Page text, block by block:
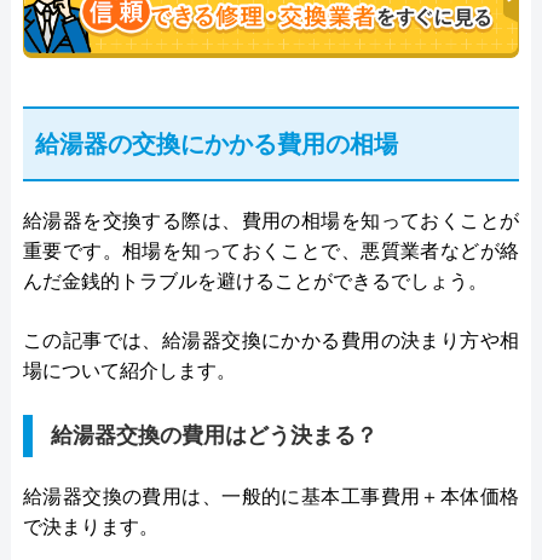
給湯器の交換にかかる費用の相場
給湯器を交換する際は、費用の相場を知っておくことが
重要です。相場を知っておくことで、悪質業者などが絡
んだ金銭的トラブルを避けることができるでしょう。
この記事では、給湯器交換にかかる費用の決まり方や相
場について紹介します。
給湯器交換の費用はどう決まる？
給湯器交換の費用は、一般的に基本工事費用＋本体価格
で決まります。